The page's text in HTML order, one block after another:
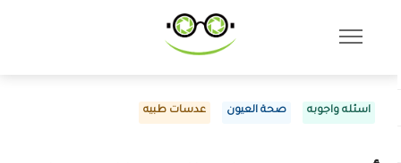
اسئله واجوبه صحة العيون عدسات طبيه